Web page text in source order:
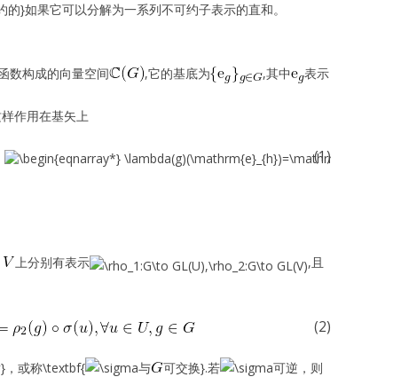
}如果它可以分解为一系列不可约子表示的直和。
数构成的向量空间 ,它的基底为 ,其中
表示
作用在基矢上
(1)
上分别有表示
,且
(2)
，或称\textbf{ 与 可交换}.若
可逆，则